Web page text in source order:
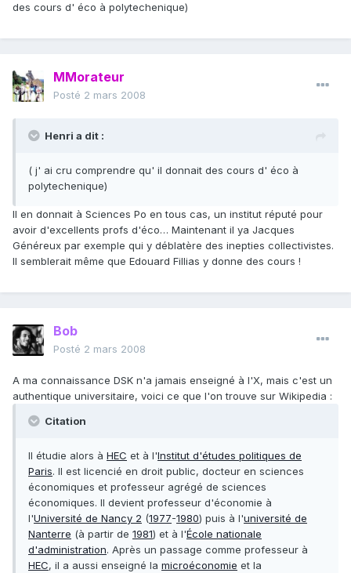
des cours d' éco à polytechenique)
MMorateur
Posté 2 mars 2008
Henri a dit :
( j' ai cru comprendre qu' il donnait des cours d' éco à
polytechenique)
Il en donnait à Sciences Po en tous cas, un institut réputé pour
avoir d'excellents profs d'éco… Maintenant il ya Jacques
Généreux par exemple qui y déblatère des inepties collectivistes.
Il semblerait même que Edouard Fillias y donne des cours !
Bob
Posté 2 mars 2008
A ma connaissance DSK n'a jamais enseigné à l'X, mais c'est un
authentique universitaire, voici ce que l'on trouve sur Wikipedia :
Citation
Il étudie alors à HEC et à l'Institut d'études politiques de
Paris. Il est licencié en droit public, docteur en sciences
économiques et professeur agrégé de sciences
économiques. Il devient professeur d'économie à
l'Université de Nancy 2 (1977-1980) puis à l'université de
Nanterre (à partir de 1981) et à l'École nationale
d'administration. Après un passage comme professeur à
HEC, il a aussi enseigné la microéconomie et la